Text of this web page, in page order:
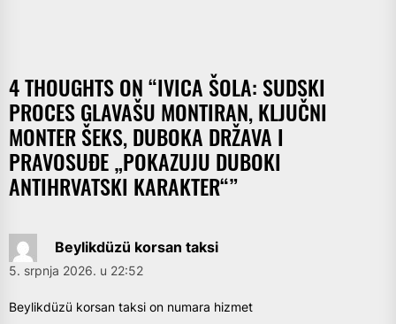
4 THOUGHTS ON “IVICA ŠOLA: SUDSKI
PROCES GLAVAŠU MONTIRAN, KLJUČNI
MONTER ŠEKS, DUBOKA DRŽAVA I
PRAVOSUĐE „POKAZUJU DUBOKI
ANTIHRVATSKI KARAKTER“”
Beylikdüzü korsan taksi
5. srpnja 2026. u 22:52
Beylikdüzü korsan taksi on numara hizmet